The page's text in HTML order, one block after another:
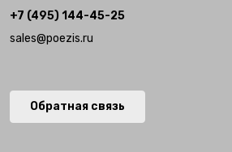
+7 (495) 144-45-25
sales@poezis.ru
Обратная связь